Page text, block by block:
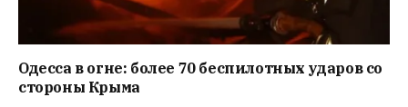
Одесса в огне: более 70 беспилотных ударов со
стороны Крыма